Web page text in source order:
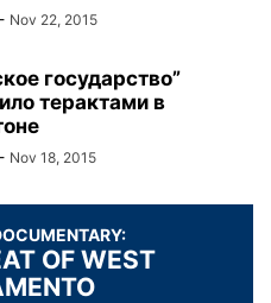
- Nov 22, 2015
государство”
терактами в
- Nov 18, 2015
OF WEST